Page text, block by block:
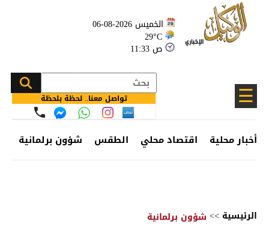
الخميس 2026-08-06
29°C
11:33 ص
☰ تواصل معنا.. لحظة بلحظة
أخبار محلية اقتصاد محلي الطقس شؤون برلمانية
الرئيسية >> شؤون برلمانية